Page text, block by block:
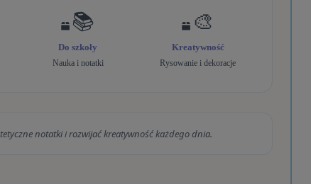
📚
Do szkoły
Nauka i notatki
🎨
Kreatywność
Rysowanie i dekoracje
notatki i rozwijać kreatywność każdego dnia.